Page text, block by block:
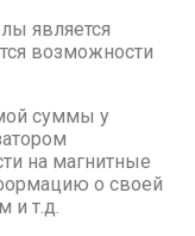
является
возможности
суммы у
на магнитные
о своей
и т.д.